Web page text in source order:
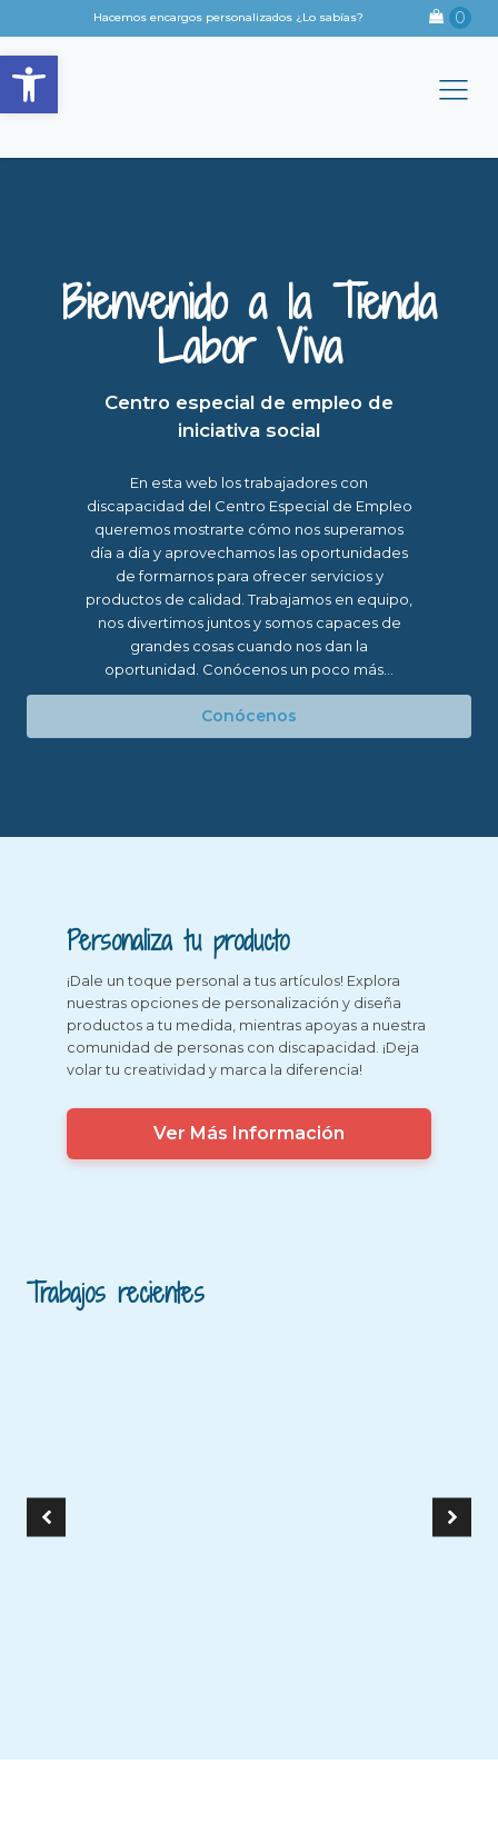
Hacemos encargos personalizados ¿Lo sabías?
Bienvenido a la Tienda
Labor Viva
Centro especial de empleo de
iniciativa social
En esta web los trabajadores con
discapacidad del Centro Especial de Empleo
queremos mostrarte cómo nos superamos
día a día y aprovechamos las oportunidades
de formarnos para ofrecer servicios y
productos de calidad. Trabajamos en equipo,
nos divertimos juntos y somos capaces de
grandes cosas cuando nos dan la
oportunidad. Conócenos un poco más...
Conócenos
Personaliza tu producto
¡Dale un toque personal a tus artículos! Explora
nuestras opciones de personalización y diseña
productos a tu medida, mientras apoyas a nuestra
comunidad de personas con discapacidad. ¡Deja
volar tu creatividad y marca la diferencia!
Ver Más Información
Trabajos recientes
Abrir barra de herramientas